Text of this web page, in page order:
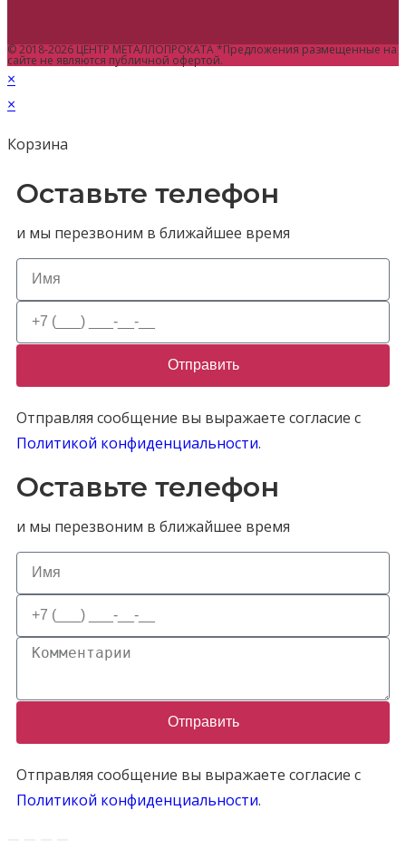
© 2018-2026 ЦЕНТР МЕТАЛЛОПРОКАТА *Предложения размещенные на
сайте не являются публичной офертой.
×
×
Корзина
Оставьте телефон
и мы перезвоним в ближайшее время
Отправить
Отправляя сообщение вы выражаете согласие с
Политикой конфиденциальности.
Оставьте телефон
и мы перезвоним в ближайшее время
Отправить
Отправляя сообщение вы выражаете согласие с
Политикой конфиденциальности.